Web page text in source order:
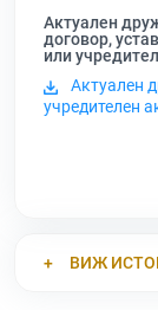
Актуален
договор,
или
Актуален
учредителен
ВИЖ